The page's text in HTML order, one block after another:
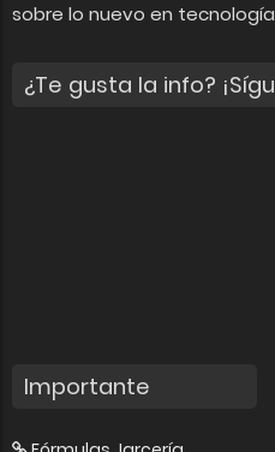
sobre lo nuevo en
¿Te gusta la info?
Importante